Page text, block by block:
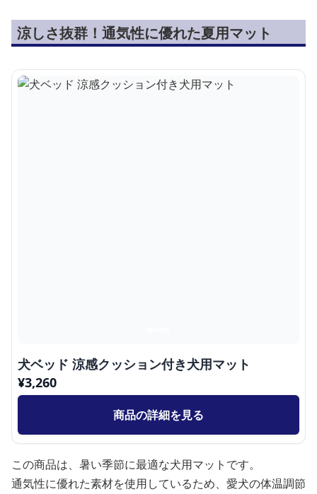
涼しさ抜群！通気性に優れた夏用マット
犬ベッド 涼感クッション付き犬用マット
¥3,260
商品の詳細を見る
この商品は、暑い季節に最適な犬用マットです。
通気性に優れた素材を使用しているため、愛犬の体温調節